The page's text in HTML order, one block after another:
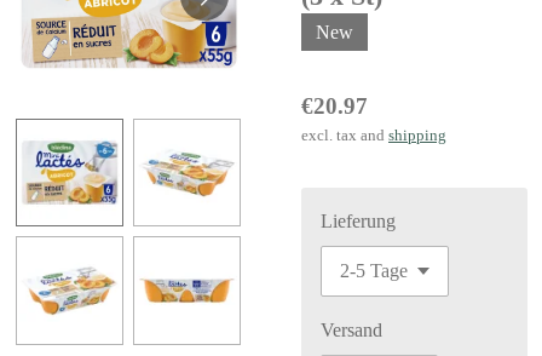
New
€20.97
excl. tax and shipping
Lieferung
Versand